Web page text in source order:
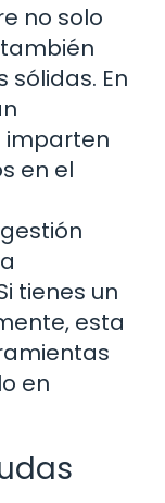
no solo
En
imparten
en el
tienes un
esta
en